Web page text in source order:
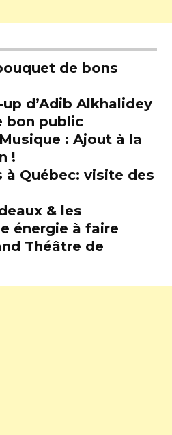
de bons
d’Adib Alkhalidey
bon public
: Ajout à la
!
à Québec: visite des
& les
énergie à faire
Théâtre de